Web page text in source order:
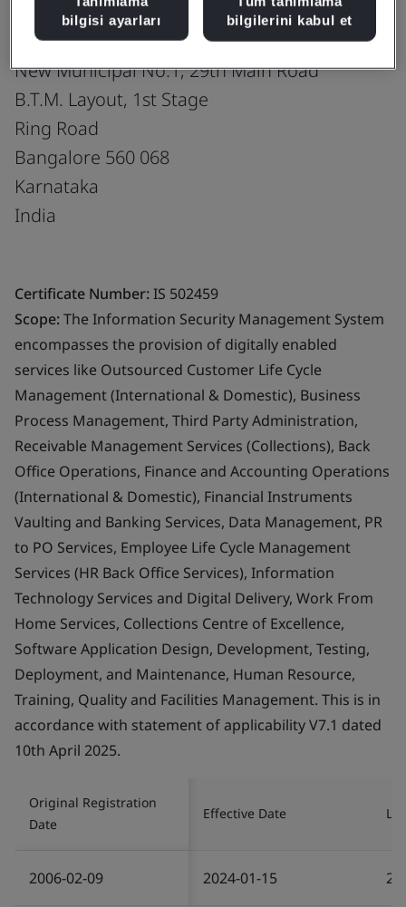
Digitide Solutions Limited
Sri Subramanya Plaza
New Municipal No.1, 29th Main Road
B.T.M. Layout, 1st Stage
Ring Road
Bangalore 560 068
Karnataka
India
Certificate Number:IS 502459
Scope:The Information Security Management System
encompasses the provision of digitally enabled
services like Outsourced Customer Life Cycle
Management (International & Domestic), Business
Process Management, Third Party Administration,
Receivable Management Services (Collections), Back
Office Operations, Finance and Accounting Operations
(International & Domestic), Financial Instruments
Vaulting and Banking Services, Data Management, PR
to PO Services, Employee Life Cycle Management
Services (HR Back Office Services), Information
Technology Services and Digital Delivery, Work From
Home Services, Collections Centre of Excellence,
Software Application Design, Development, Testing,
Deployment, and Maintenance, Human Resource,
Training, Quality and Facilities Management. This is in
accordance with statement of applicability V7.1 dated
10th April 2025.
Original Registration
Date
Effective Date
2006-02-09 2024-01-15
bilgisi ayarları
bilgilerini kabul et